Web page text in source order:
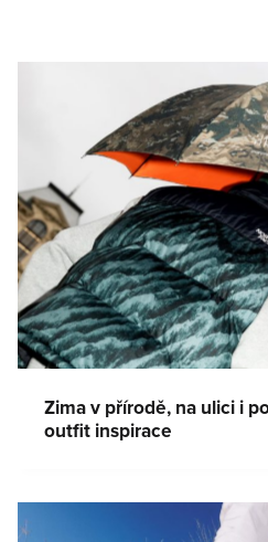
Zima v přírodě, na ulici i
outfit inspirace